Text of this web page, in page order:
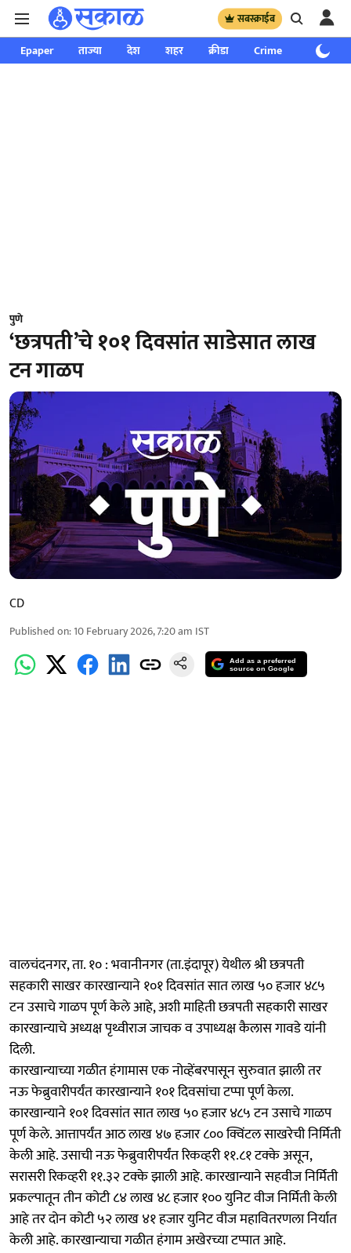
सबस्क्राईब
Epaper ताज्या देश शहर क्रीडा Crime साप्ताहिक
पुणे
‘छत्रपती’चे १०१ दिवसांत साडेसात लाख
टन गाळप
CD
Published on:10 February 2026, 7:20 am IST
Add as a preferred
source on Google
वालचंदनगर, ता. १० : भवानीनगर (ता.इंदापूर) येथील श्री छत्रपती
सहकारी साखर कारखान्याने १०१ दिवसांत सात लाख ५० हजार ४८५
टन उसाचे गाळप पूर्ण केले आहे, अशी माहिती छत्रपती सहकारी साखर
कारखान्याचे अध्यक्ष पृथ्वीराज जाचक व उपाध्यक्ष कैलास गावडे यांनी
दिली.
कारखान्याच्या गळीत हंगामास एक नोव्हेंबरपासून सुरुवात झाली तर
नऊ फेब्रुवारीपर्यंत कारखान्याने १०१ दिवसांचा टप्पा पूर्ण केला.
कारखान्याने १०१ दिवसांत सात लाख ५० हजार ४८५ टन उसाचे गाळप
पूर्ण केले. आत्तापर्यंत आठ लाख ४७ हजार ८०० क्विंटल साखरेची निर्मिती
केली आहे. उसाची नऊ फेब्रुवारीपर्यंत रिकव्हरी ११.८१ टक्के असून,
सरासरी रिकव्हरी ११.३२ टक्के झाली आहे. कारखान्याने सहवीज निर्मिती
प्रकल्पातून तीन कोटी ८४ लाख ४८ हजार १०० युनिट वीज निर्मिती केली
आहे तर दोन कोटी ५२ लाख ४१ हजार युनिट वीज महावितरणला निर्यात
केली आहे. कारखान्याचा गळीत हंगाम अखेरच्या टप्पात आहे.